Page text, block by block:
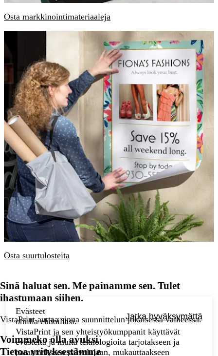
Osta markkinointimateriaaleja
Osta suurtulosteita
Sinä haluat sen. Me painamme sen. Tulet
ihastumaan siihen.
VistaPrintauttaa sinua suunnittelun jokaisessa vaiheessa.
Voimmeko olla avuksi
Tietoa yrityksestämme
Evästeet
omilla ehdoillasi.
Jatka hyväksymättä
VistaPrint ja sen yhteistyökumppanit käyttävät
evästeitä ja muita teknologioita tarjotakseen ja
parantaakseen palvelujaan, mukauttaakseen